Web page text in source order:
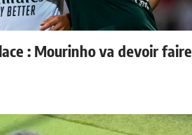
: Mourinho va devoir faire